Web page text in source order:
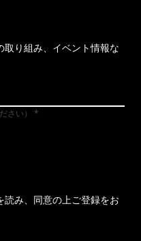
り組み、イベント情報な
さい）
読み、同意の上ご登録をお